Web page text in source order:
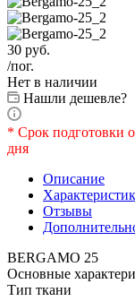
30 руб.
/пог.
Нет в наличии
Нашли дешевле?
* Срок подготовки
дня
Описание
Отзывы
BERGAMO 25
Основные
Тип ткани